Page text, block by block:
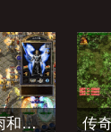
热血传奇冰霜群雨和流星火雨哪个厉害